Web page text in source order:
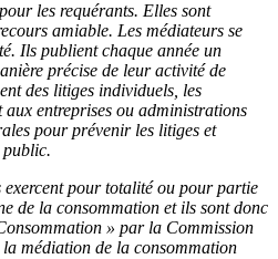
les requérants. Elles sont
amiable. Les médiateurs se
Ils publient chaque année un
précise de leur activité de
des litiges individuels, les
aux entreprises ou administrations
pour prévenir les litiges et
public.
exercent pour totalité ou pour partie
de la consommation et ils sont donc
» par la Commission
médiation de la consommation